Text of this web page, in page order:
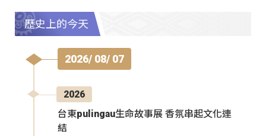
歷史上的今天
2026/ 08/ 07
2026
台東pulingau生命故事展 香氛串起文化連
結